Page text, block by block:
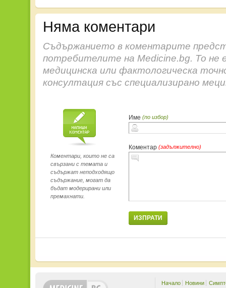
Няма коментари
Съдържанието в коментарите
потребителите на Medicine.bg. То не
медицинска или фактологическа
консултация със специализирано
Име (по избор)
Коментар (задължително)
ИЗПРАТИ
Коментари, които не са
свързани с темата и
съдържат неподходящо
съдържание, могат да
бъдат модерирани или
премахнати.
Начало Новини